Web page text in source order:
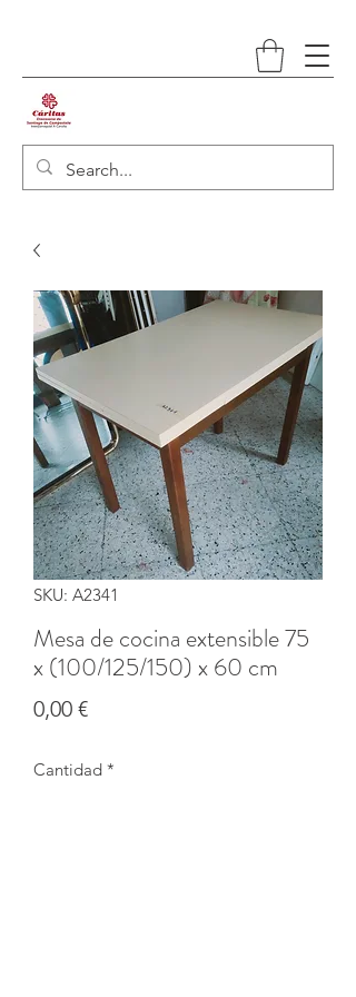
SKU: A2341
Mesa de cocina extensible 75
x (100/125/150) x 60 cm
0,00 €Precio
Cantidad *